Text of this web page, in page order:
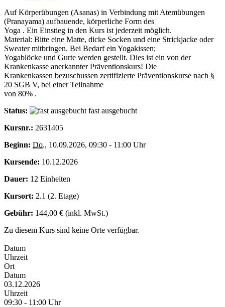
Auf Körperübungen (Asanas) in Verbindung mit Atemübungen
(Pranayama) aufbauende, körperliche Form des
Yoga . Ein Einstieg in den Kurs ist jederzeit möglich.
Material: Bitte eine Matte, dicke Socken und eine Strickjacke oder
Sweater mitbringen. Bei Bedarf ein Yogakissen;
Yogablöcke und Gurte werden gestellt. Dies ist ein von der
Krankenkasse anerkannter Präventionskurs! Die
Krankenkassen bezuschussen zertifizierte Präventionskurse nach §
20 SGB V, bei einer Teilnahme
von 80% .
Status:
fast ausgebucht
Kursnr.: 2631405
Beginn: Do., 10.09.2026, 09:30 - 11:00 Uhr
Kursende: 10.12.2026
Dauer: 12 Einheiten
Kursort: 2.1 (2. Etage)
Gebühr: 144,00 € (inkl. MwSt.)
Zu diesem Kurs sind keine Orte verfügbar.
Datum
Uhrzeit
Ort
Datum
03.12.2026
Uhrzeit
09:30 - 11:00 Uhr